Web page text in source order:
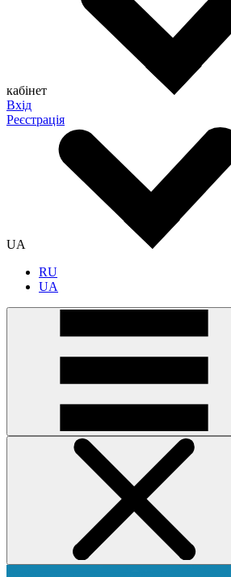
кабінет
Вхід
Реєстрація
UA
RU
UA